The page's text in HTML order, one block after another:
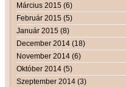
Március 2015 (6)
Február 2015 (5)
Január 2015 (8)
December 2014 (18)
November 2014 (6)
Október 2014 (5)
Szeptember 2014 (3)